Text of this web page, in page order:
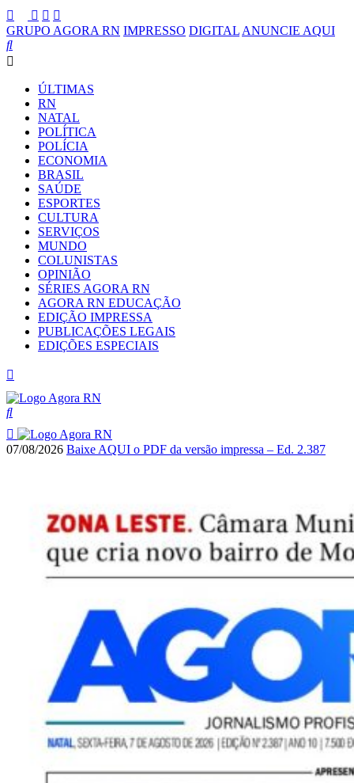
GRUPO AGORA RN IMPRESSO DIGITAL ANUNCIE AQUI
ÚLTIMAS
RN
NATAL
POLÍTICA
POLÍCIA
ECONOMIA
BRASIL
SAÚDE
ESPORTES
CULTURA
SERVIÇOS
MUNDO
COLUNISTAS
OPINIÃO
SÉRIES AGORA RN
AGORA RN EDUCAÇÃO
EDIÇÃO IMPRESSA
PUBLICAÇÕES LEGAIS
EDIÇÕES ESPECIAIS
07/08/2026 Baixe AQUI o PDF da versão impressa – Ed. 2.387